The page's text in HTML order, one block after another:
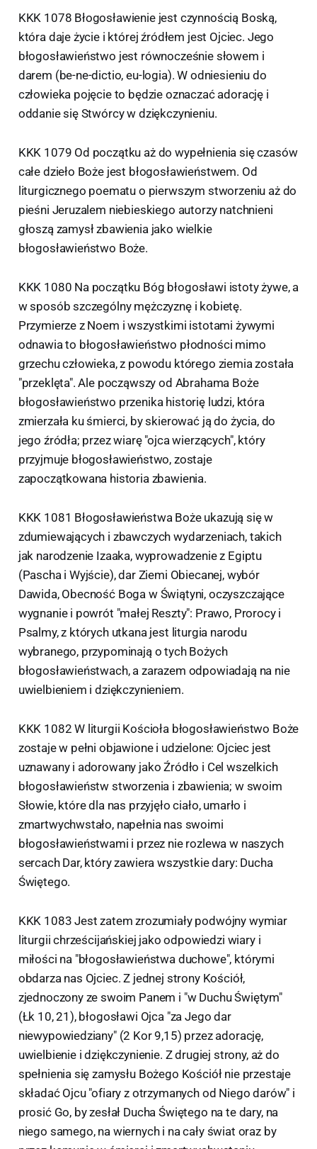
KKK 1078 Błogosławienie jest czynnością Boską,
która daje życie i której źródłem jest Ojciec. Jego
błogosławieństwo jest równocześnie słowem i
darem (be-ne-dictio, eu-logia). W odniesieniu do
człowieka pojęcie to będzie oznaczać adorację i
oddanie się Stwórcy w dziękczynieniu.
KKK 1079 Od początku aż do wypełnienia się czasów
całe dzieło Boże jest błogosławieństwem. Od
liturgicznego poematu o pierwszym stworzeniu aż do
pieśni Jeruzalem niebieskiego autorzy natchnieni
głoszą zamysł zbawienia jako wielkie
błogosławieństwo Boże.
KKK 1080 Na początku Bóg błogosławi istoty żywe, a
w sposób szczególny mężczyznę i kobietę.
Przymierze z Noem i wszystkimi istotami żywymi
odnawia to błogosławieństwo płodności mimo
grzechu człowieka, z powodu którego ziemia została
"przeklęta". Ale począwszy od Abrahama Boże
błogosławieństwo przenika historię ludzi, która
zmierzała ku śmierci, by skierować ją do życia, do
jego źródła; przez wiarę "ojca wierzących", który
przyjmuje błogosławieństwo, zostaje
zapoczątkowana historia zbawienia.
KKK 1081 Błogosławieństwa Boże ukazują się w
zdumiewających i zbawczych wydarzeniach, takich
jak narodzenie Izaaka, wyprowadzenie z Egiptu
(Pascha i Wyjście), dar Ziemi Obiecanej, wybór
Dawida, Obecność Boga w Świątyni, oczyszczające
wygnanie i powrót "małej Reszty": Prawo, Prorocy i
Psalmy, z których utkana jest liturgia narodu
wybranego, przypominają o tych Bożych
błogosławieństwach, a zarazem odpowiadają na nie
uwielbieniem i dziękczynieniem.
KKK 1082 W liturgii Kościoła błogosławieństwo Boże
zostaje w pełni objawione i udzielone: Ojciec jest
uznawany i adorowany jako Źródło i Cel wszelkich
błogosławieństw stworzenia i zbawienia; w swoim
Słowie, które dla nas przyjęło ciało, umarło i
zmartwychwstało, napełnia nas swoimi
błogosławieństwami i przez nie rozlewa w naszych
sercach Dar, który zawiera wszystkie dary: Ducha
Świętego.
KKK 1083 Jest zatem zrozumiały podwójny wymiar
liturgii chrześcijańskiej jako odpowiedzi wiary i
miłości na "błogosławieństwa duchowe", którymi
obdarza nas Ojciec. Z jednej strony Kościół,
zjednoczony ze swoim Panem i "w Duchu Świętym"
(Łk 10, 21), błogosławi Ojca "za Jego dar
niewypowiedziany" (2 Kor 9,15) przez adorację,
uwielbienie i dziękczynienie. Z drugiej strony, aż do
spełnienia się zamysłu Bożego Kościół nie przestaje
składać Ojcu "ofiary z otrzymanych od Niego darów" i
prosić Go, by zesłał Ducha Świętego na te dary, na
niego samego, na wiernych i na cały świat oraz by